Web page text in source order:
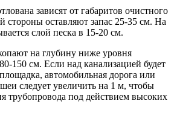
зависят от габаритов очистного
стороны оставляют запас 25-35 см. На
слой песка в 15-20 см.
на глубину ниже уровня
150 см. Если над канализацией будет
автомобильная дорога или
следует увеличить на 1 м, чтобы
трубопровода под действием высоких